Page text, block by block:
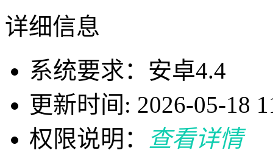
详细信息
系统要求：安卓4.4
更新时间: 2026-05-18
权限说明：
查看详情